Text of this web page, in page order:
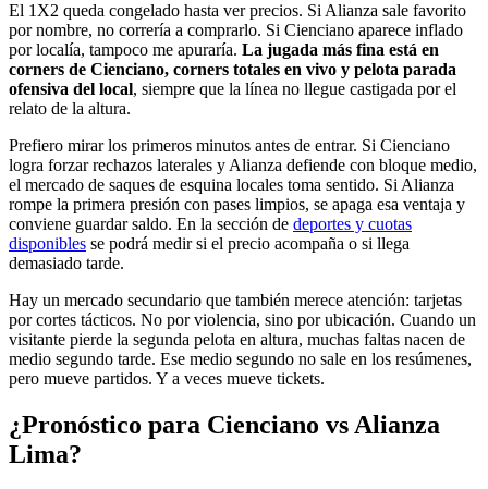
El 1X2 queda congelado hasta ver precios. Si Alianza sale favorito
por nombre, no correría a comprarlo. Si Cienciano aparece inflado
por localía, tampoco me apuraría. La jugada más fina está en
corners de Cienciano, corners totales en vivo y pelota parada
ofensiva del local, siempre que la línea no llegue castigada por el
relato de la altura.
Prefiero mirar los primeros minutos antes de entrar. Si Cienciano
logra forzar rechazos laterales y Alianza defiende con bloque medio,
el mercado de saques de esquina locales toma sentido. Si Alianza
rompe la primera presión con pases limpios, se apaga esa ventaja y
conviene guardar saldo. En la sección de deportes y cuotas
disponibles se podrá medir si el precio acompaña o si llega
demasiado tarde.
Hay un mercado secundario que también merece atención: tarjetas
por cortes tácticos. No por violencia, sino por ubicación. Cuando un
visitante pierde la segunda pelota en altura, muchas faltas nacen de
medio segundo tarde. Ese medio segundo no sale en los resúmenes,
pero mueve partidos. Y a veces mueve tickets.
¿Pronóstico para Cienciano vs Alianza
Lima?